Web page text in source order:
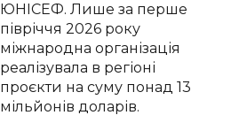
ЮНІСЕФ. Лише за перше
півріччя 2026 року
міжнародна організація
реалізувала в регіоні
проєкти на суму понад 13
мільйонів доларів.